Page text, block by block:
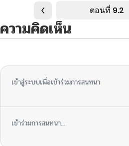
ตอนที่ 9.2
ความคิดเห็น
เข้าสู่ระบบเพื่อเข้าร่วมการสนทนา
เข้าร่วมการสนทนา...